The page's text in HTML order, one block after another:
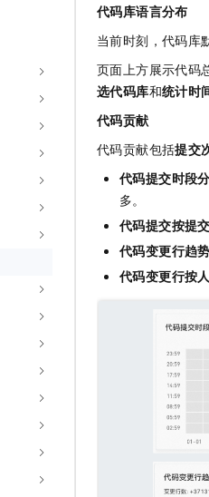
代码库语言分布
当前时刻，代码库
页面上方展示代码
选代码库和统计时
代码贡献
代码贡献包括提交
代码提交时段
多。
代码提交按提
代码变更行趋
代码变更行按